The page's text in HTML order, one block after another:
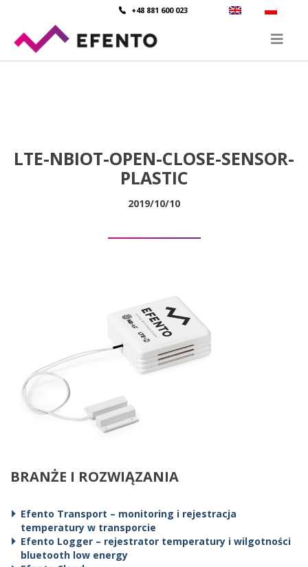
+48 881 600 023
LTE-NBIOT-OPEN-CLOSE-SENSOR-
PLASTIC
2019/10/10
BRANŻE I ROZWIĄZANIA
Efento Transport – monitoring i rejestracja
temperatury w transporcie
Efento Logger – rejestrator temperatury i wilgotności
bluetooth low energy